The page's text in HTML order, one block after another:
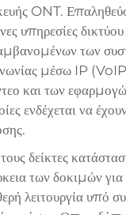
ONT.
υπηρεσίες δικτύου
των
μέσω IP
και των
ενδέχεται να
δείκτες
των δοκιμών για
λειτουργία υπό